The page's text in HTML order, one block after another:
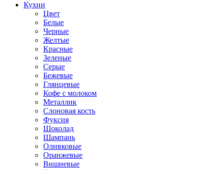
Кухни
Цвет
Белые
Черные
Желтые
Красные
Зеленые
Серые
Бежевые
Глянцевые
Кофе с молоком
Металлик
Слоновая кость
Фуксия
Шоколад
Шампань
Оливковые
Оранжевые
Вишневые